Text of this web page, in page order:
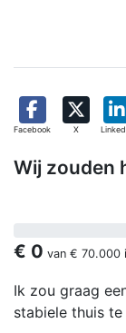
Facebook X
Wij zouden
€ 0 van € 70.000
Ik zou graag
stabiele thuis